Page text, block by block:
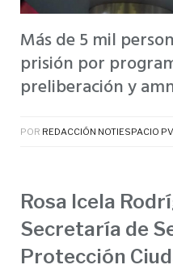
Más de 5 mil
prisión por
preliberación y
POR REDACCIÓN NOTIESPACIO PV
Rosa Icela
Secretaría de
Protección